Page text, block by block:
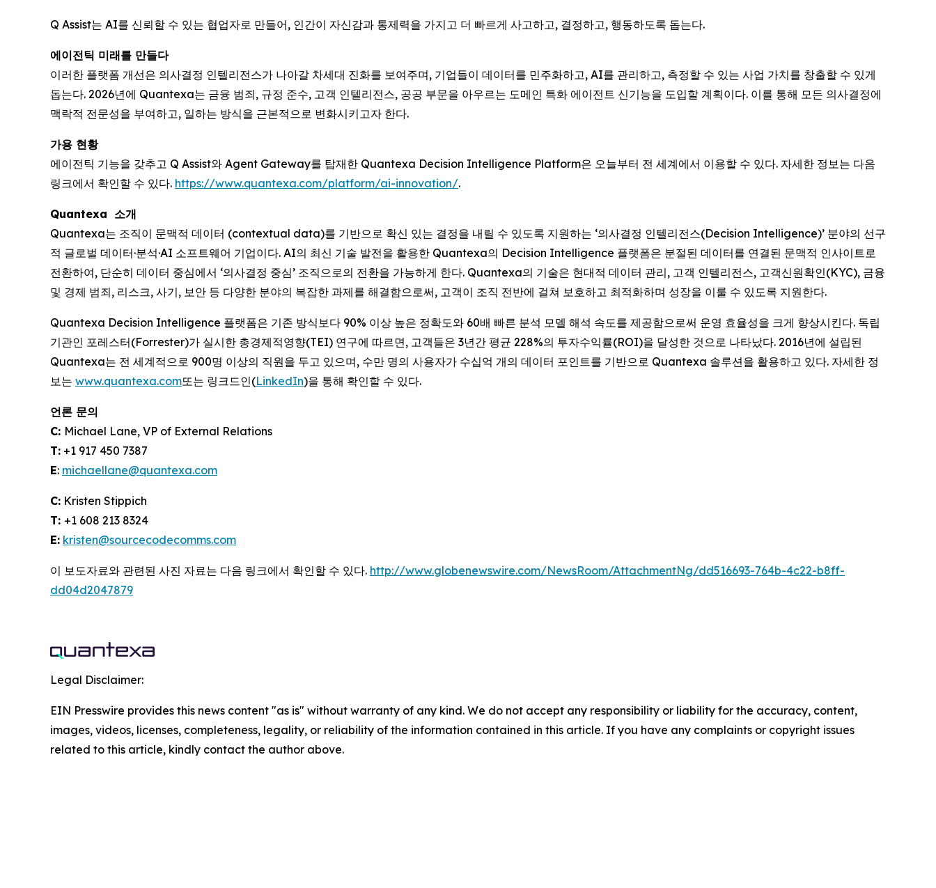
Q Assist는 AI를 신뢰할 수 있는 협업자로 만들어, 인간이 자신감과 통제력을 가지고 더 빠르게 사고하고, 결정하고, 행동하도록 돕는다.
에이전틱 미래를 만들다
이러한 플랫폼 개선은 의사결정 인텔리전스가 나아갈 차세대 진화를 보여주며, 기업들이 데이터를 민주화하고, AI를 관리하고, 측정할 수 있는 사업 가치를 창출할 수 있게
돕는다. 2026년에 Quantexa는 금융 범죄, 규정 준수, 고객 인텔리전스, 공공 부문을 아우르는 도메인 특화 에이전트 신기능을 도입할 계획이다. 이를 통해 모든 의사결정에
맥락적 전문성을 부여하고, 일하는 방식을 근본적으로 변화시키고자 한다.
가용 현황
에이전틱 기능을 갖추고 Q Assist와 Agent Gateway를 탑재한 Quantexa Decision Intelligence Platform은 오늘부터 전 세계에서 이용할 수 있다. 자세한 정보는 다음
링크에서 확인할 수 있다. https://www.quantexa.com/platform/ai-innovation/.
Quantexa 소개
Quantexa는 조직이 문맥적 데이터 (contextual data)를 기반으로 확신 있는 결정을 내릴 수 있도록 지원하는 ‘의사결정 인텔리전스(Decision Intelligence)’ 분야의 선구
적 글로벌 데이터·분석·AI 소프트웨어 기업이다. AI의 최신 기술 발전을 활용한 Quantexa의 Decision Intelligence 플랫폼은 분절된 데이터를 연결된 문맥적 인사이트로
전환하여, 단순히 데이터 중심에서 ‘의사결정 중심’ 조직으로의 전환을 가능하게 한다. Quantexa의 기술은 현대적 데이터 관리, 고객 인텔리전스, 고객신원확인(KYC), 금융
및 경제 범죄, 리스크, 사기, 보안 등 다양한 분야의 복잡한 과제를 해결함으로써, 고객이 조직 전반에 걸쳐 보호하고 최적화하며 성장을 이룰 수 있도록 지원한다.
Quantexa Decision Intelligence 플랫폼은 기존 방식보다 90% 이상 높은 정확도와 60배 빠른 분석 모델 해석 속도를 제공함으로써 운영 효율성을 크게 향상시킨다. 독립
기관인 포레스터(Forrester)가 실시한 총경제적영향(TEI) 연구에 따르면, 고객들은 3년간 평균 228%의 투자수익률(ROI)을 달성한 것으로 나타났다. 2016년에 설립된
Quantexa는 전 세계적으로 900명 이상의 직원을 두고 있으며, 수만 명의 사용자가 수십억 개의 데이터 포인트를 기반으로 Quantexa 솔루션을 활용하고 있다. 자세한 정
보는 www.quantexa.com또는 링크드인(LinkedIn)을 통해 확인할 수 있다.
언론 문의
C: Michael Lane, VP of External Relations
T: +1 917 450 7387
E: michaellane@quantexa.com
C: Kristen Stippich
T: +1 608 213 8324
E: kristen@sourcecodecomms.com
이 보도자료와 관련된 사진 자료는 다음 링크에서 확인할 수 있다. http://www.globenewswire.com/NewsRoom/AttachmentNg/dd516693-764b-4c22-b8ff-
dd04d2047879
Legal Disclaimer:
EIN Presswire provides this news content "as is" without warranty of any kind. We do not accept any responsibility or liability for the accuracy, content,
images, videos, licenses, completeness, legality, or reliability of the information contained in this article. If you have any complaints or copyright issues
related to this article, kindly contact the author above.